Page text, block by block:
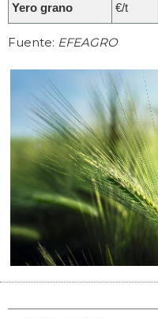
Yero grano €/t
Fuente: EFEAGRO